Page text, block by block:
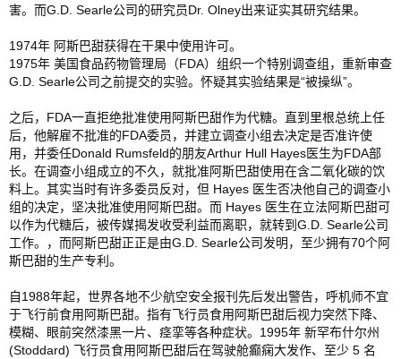
害。而G.D. Searle公司的研究员Dr. Olney出来证实其研究结果。
1974年 阿斯巴甜获得在干果中使用许可。
1975年 美国食品药物管理局（FDA）组织一个特别调查组，重新审查
G.D. Searle公司之前提交的实验。怀疑其实验结果是“被操纵”。
之后，FDA一直拒绝批准使用阿斯巴甜作为代糖。直到里根总统上任
后，他解雇不批准的FDA委员，并建立调查小组去决定是否准许使
用，并委任Donald Rumsfeld的朋友Arthur Hull Hayes医生为FDA部
长。在调查小组成立的不久，就批准阿斯巴甜使用在含二氧化碳的饮
料上。其实当时有许多委员反对，但 Hayes 医生否决他自己的调查小
组的决定，坚决批准使用阿斯巴甜。而 Hayes 医生在立法阿斯巴甜可
以作为代糖后，被传媒揭发收受利益而离职，就转到G.D. Searle公司
工作。，而阿斯巴甜正正是由G.D. Searle公司发明，至少拥有70个阿
斯巴甜的生产专利。
自1988年起，世界各地不少航空安全报刊先后发出警告，呼机师不宜
于飞行前食用阿斯巴甜。指有飞行员食用阿斯巴甜后视力突然下降、
模糊、眼前突然漆黑一片、痉挛等各种症状。1995年 新罕布什尔州
(Stoddard) 飞行员食用阿斯巴甜后在驾驶舱癫痫大发作、至少 5 名